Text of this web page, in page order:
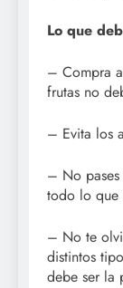
Lo que
– Compra
frutas no
– Evita los
– No pases
todo lo que
– No te
distintos
debe ser la